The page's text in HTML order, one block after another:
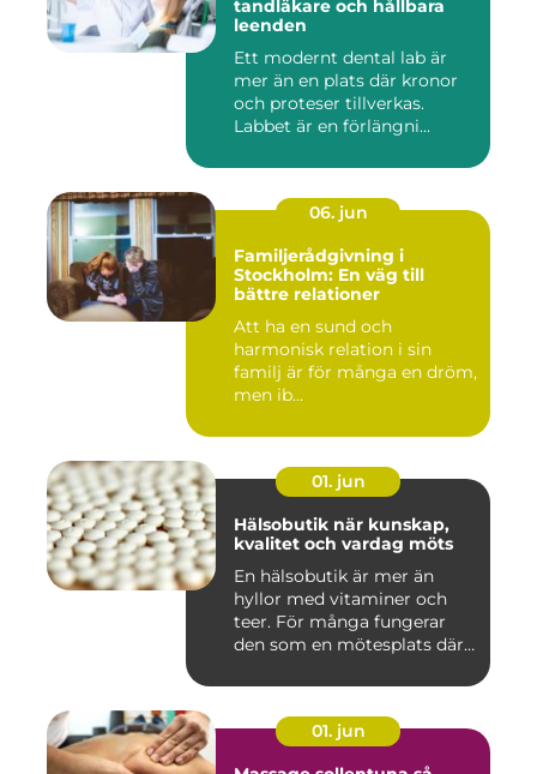
tandläkare och hållbara
leenden
Ett modernt dental lab är
mer än en plats där kronor
och proteser tillverkas.
Labbet är en förlängni...
06. jun
Familjerådgivning i
Stockholm: En väg till
bättre relationer
Att ha en sund och
harmonisk relation i sin
familj är för många en dröm,
men ib...
01. jun
Hälsobutik när kunskap,
kvalitet och vardag möts
En hälsobutik är mer än
hyllor med vitaminer och
teer. För många fungerar
den som en mötesplats där
01. jun